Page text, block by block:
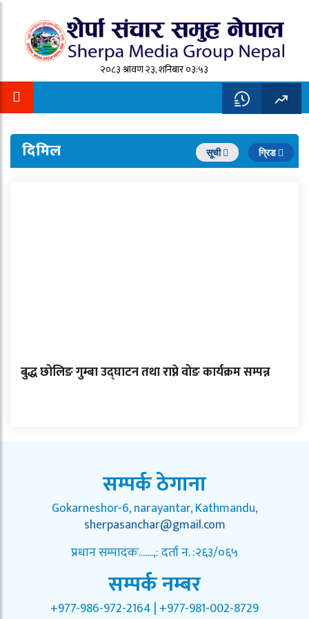
२०८३ श्रावण २३, शनिबार ०३:५३
दिमिल सूची ग्रिड
बुद्ध छोलिङ गुम्बा उद्घाटन तथा राप्ने वोङ कार्यक्रम सम्पन्न
सम्पर्क ठेगाना
Gokarneshor-6, narayantar, Kathmandu,
sherpasanchar@gmail.com
प्रधान सम्पादकः.......,: दर्ता न. :२६३/०६५
सम्पर्क नम्बर
+977-986-972-2164 | +977-981-002-8729